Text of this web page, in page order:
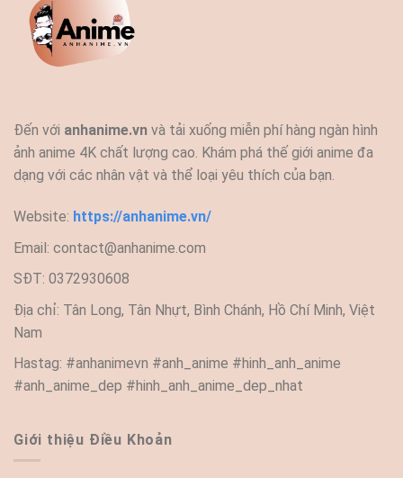
Đến với anhanime.vn và tải xuống miễn phí hàng ngàn hình
ảnh anime 4K chất lượng cao. Khám phá thế giới anime đa
dạng với các nhân vật và thể loại yêu thích của bạn.
Website: https://anhanime.vn/
Email: contact@anhanime.com
SĐT: 0372930608
Địa chỉ: Tân Long, Tân Nhựt, Bình Chánh, Hồ Chí Minh, Việt
Nam
Hastag: #anhanimevn #anh_anime #hinh_anh_anime
#anh_anime_dep #hinh_anh_anime_dep_nhat
Giới thiệu Điều Khoản